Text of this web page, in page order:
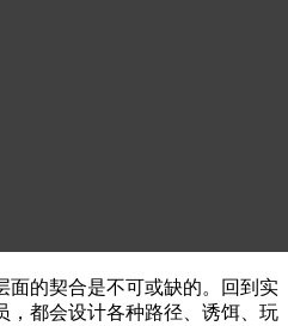
面的契合是不可或缺的。回到实
，都会设计各种路径、诱饵、玩